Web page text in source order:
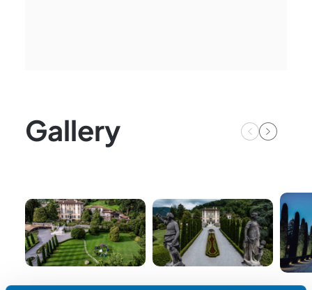
Gallery